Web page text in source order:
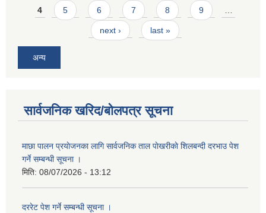
4 5 6 7 8 9
next › last »
अन्य
सार्वजनिक खरिद/बोलपत्र सूचना
माछा पालन प्रयाेजनका लागि सार्वजनिक ताल पाेखरीकाे शिलबन्दी दरभाउ पेश
गर्ने सम्बन्धी सूचना ।
मिति: 08/07/2026 - 13:12
दररेट पेश गर्ने सम्बन्धी सूचना ।